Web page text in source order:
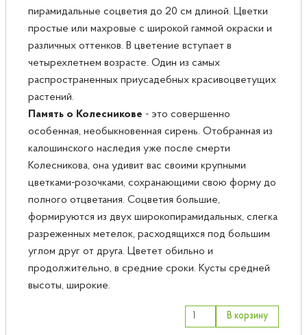
пирамидальные соцветия до 20 см длиной. Цветки
простые или махровые с широкой гаммой окраски и
различных оттенков. В цветение вступает в
четырехлетнем возрасте. Один из самых
распространенных приусадебных красивоцветущих
растений.
Память о Колесникове - это совершенно
особенная, необыкновенная сирень. Отобранная из
калошинского наследия уже после смерти
Колесникова, она удивит вас своими крупными
цветками-розочками, сохранающими свою форму до
полного отцветания. Соцветия большие,
формируются из двух широкопирамидальных, слегка
разреженных метелок, расходящихся под большим
углом друг от друга. Цветет обильно и
продолжительно, в средние сроки. Кусты средней
высоты, широкие.
В корзину